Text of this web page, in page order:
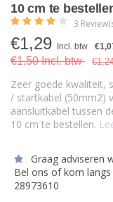
10 cm te
3
€1,29 Incl. btw
€1,50 Incl. btw
Zeer goede kwaliteit,
/ startkabel (50mm2)
aansluitkabel tussen
10 cm te bestellen.
Graag adviseren
Bel ons of kom
28973610